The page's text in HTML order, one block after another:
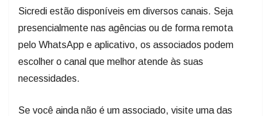
Sicredi estão disponíveis em diversos canais. Seja
presencialmente nas agências ou de forma remota
pelo WhatsApp e aplicativo, os associados podem
escolher o canal que melhor atende às suas
necessidades.
Se você ainda não é um associado, visite uma das